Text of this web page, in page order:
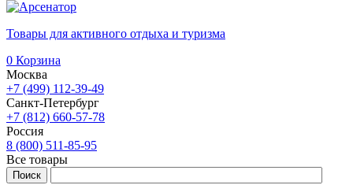
Товары для активного отдыха и туризма
0 Корзина
Москва
+7 (499) 112-39-49
Санкт-Петербург
+7 (812) 660-57-78
Россия
8 (800) 511-85-95
Все товары